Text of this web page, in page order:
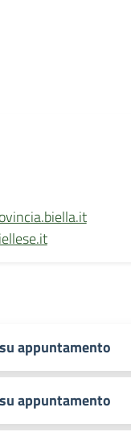
su appuntamento
su appuntamento